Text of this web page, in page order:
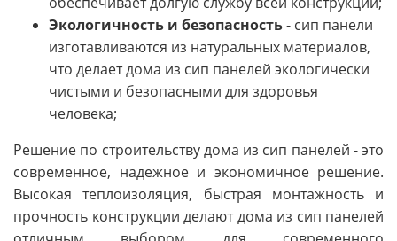
Экологичность и безопасность- сип панели
изготавливаются из натуральных материалов,
что делает дома из сип панелей экологически
чистыми и безопасными для здоровья
человека;
Решение по строительству дома из сип панелей - это
современное, надежное и экономичное решение.
Высокая теплоизоляция, быстрая монтажность и
прочность конструкции делают дома из сип панелей